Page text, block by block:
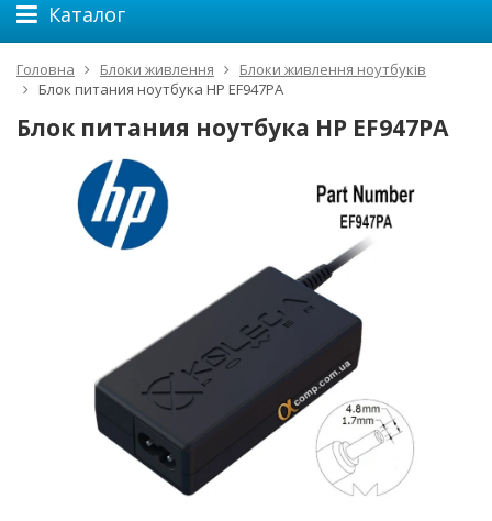
Каталог
Головна Блоки живлення
Блоки живлення ноутбуків
Блок питания ноутбука HP EF947PA
Блок питания ноутбука HP EF947PA